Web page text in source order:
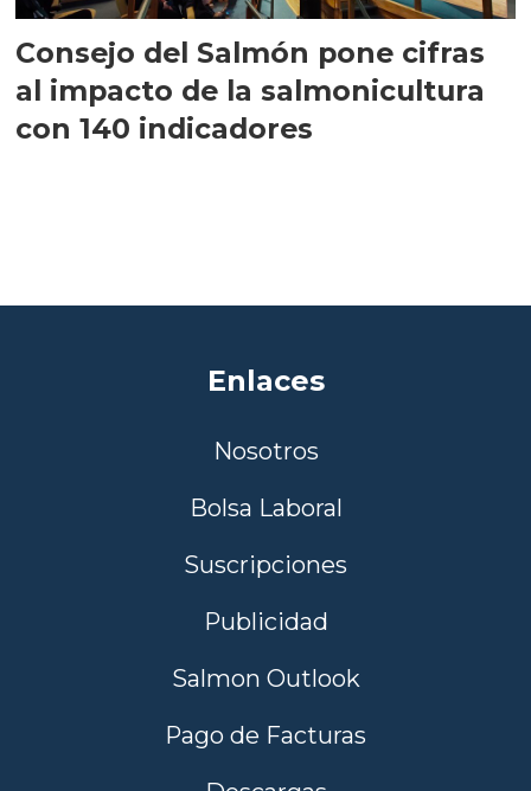
Consejo del Salmón pone cifras
al impacto de la salmonicultura
con 140 indicadores
Enlaces
Nosotros
Bolsa Laboral
Suscripciones
Publicidad
Salmon Outlook
Pago de Facturas